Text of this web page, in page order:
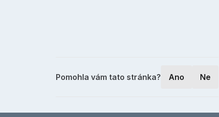
Pomohla vám tato stránka? Ano Ne